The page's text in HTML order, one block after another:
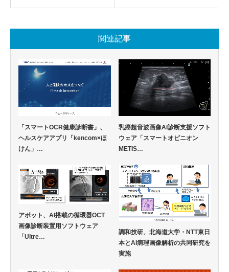
関連記事
「スマートOCR健康診断書」、
ヘルスケアアプリ「kencom×ほ
けん」…
乳癌超音波画像AI診断支援ソフト
ウェア「スマートオピニオン
METIS…
アボット、AI搭載の循環器OCT
画像診断装置用ソフトウェア
「Ultre…
調和技研、北海道大学・NTT東日
本とAI病理画像解析の共同研究を
実施